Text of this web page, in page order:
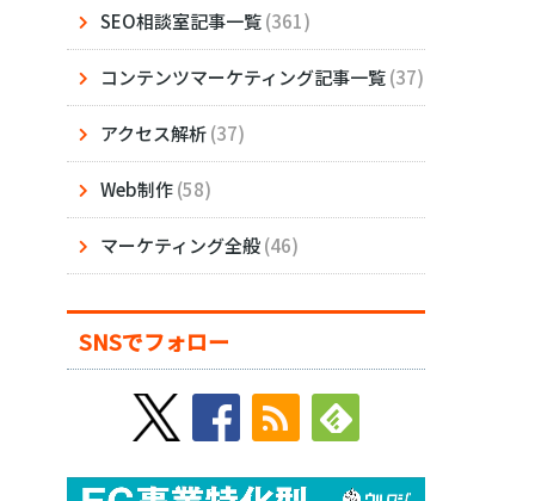
SEO相談室記事一覧(361)
コンテンツマーケティング記事一覧(37)
アクセス解析(37)
Web制作(58)
マーケティング全般(46)
SNSでフォロー